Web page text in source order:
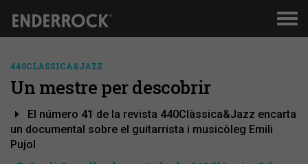
440CLÀSSICA&JAZZ
Un mestre per descobrir
El número 41 de la revista 440Clàssica&Jazz encarta
un documental sobre el guitarrista i musicòleg Emili
Pujol